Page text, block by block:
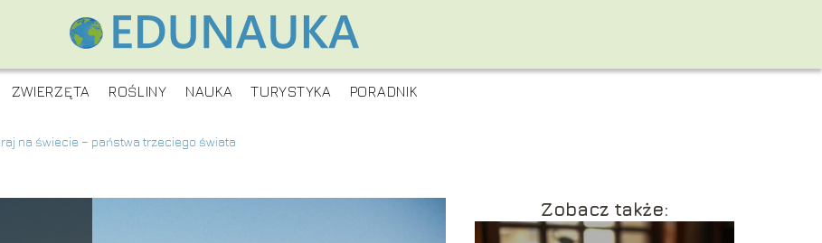
ZWIERZĘTA ROŚLINY NAUKA TURYSTYKA PORADNIK
na świecie – państwa trzeciego świata
Zobacz także: